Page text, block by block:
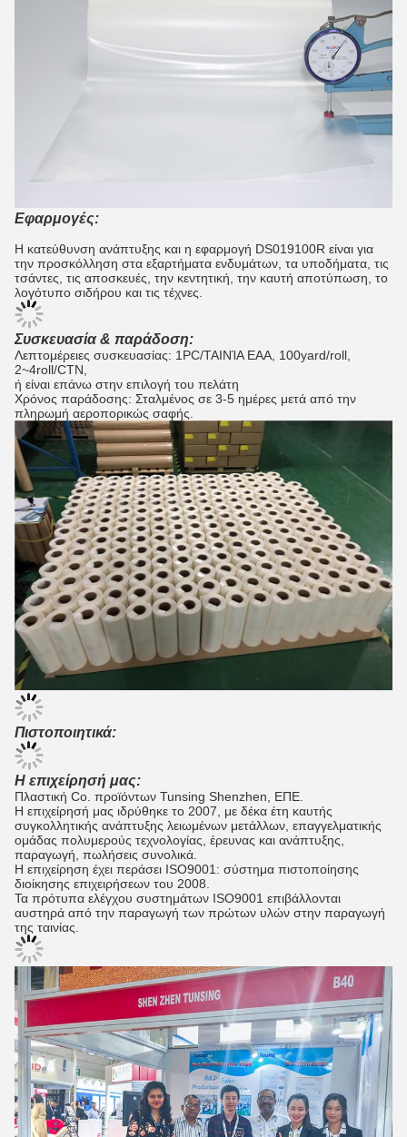
Εφαρμογές:
Η κατεύθυνση ανάπτυξης και η εφαρμογή DS019100R είναι για
την προσκόλληση στα εξαρτήματα ενδυμάτων, τα υποδήματα, τις
τσάντες, τις αποσκευές, την κεντητική, την καυτή αποτύπωση, το
λογότυπο σιδήρου και τις τέχνες.
Συσκευασία & παράδοση:
Λεπτομέρειες συσκευασίας: 1PC/ΤΑΙΝΊΑ EAA, 100yard/roll,
2~4roll/CTN,
ή είναι επάνω στην επιλογή του πελάτη
Χρόνος παράδοσης: Σταλμένος σε 3-5 ημέρες μετά από την
πληρωμή αεροπορικώς σαφής.
Πιστοποιητικά:
Η επιχείρησή μας:
Πλαστική Co. προϊόντων Tunsing Shenzhen, ΕΠΕ.
Η επιχείρησή μας ιδρύθηκε το 2007, με δέκα έτη καυτής
συγκολλητικής ανάπτυξης λειωμένων μετάλλων, επαγγελματικής
ομάδας πολυμερούς τεχνολογίας, έρευνας και ανάπτυξης,
παραγωγή, πωλήσεις συνολικά.
Η επιχείρηση έχει περάσει ISO9001: σύστημα πιστοποίησης
διοίκησης επιχειρήσεων του 2008.
Τα πρότυπα ελέγχου συστημάτων ISO9001 επιβάλλονται
αυστηρά από την παραγωγή των πρώτων υλών στην παραγωγή
της ταινίας.